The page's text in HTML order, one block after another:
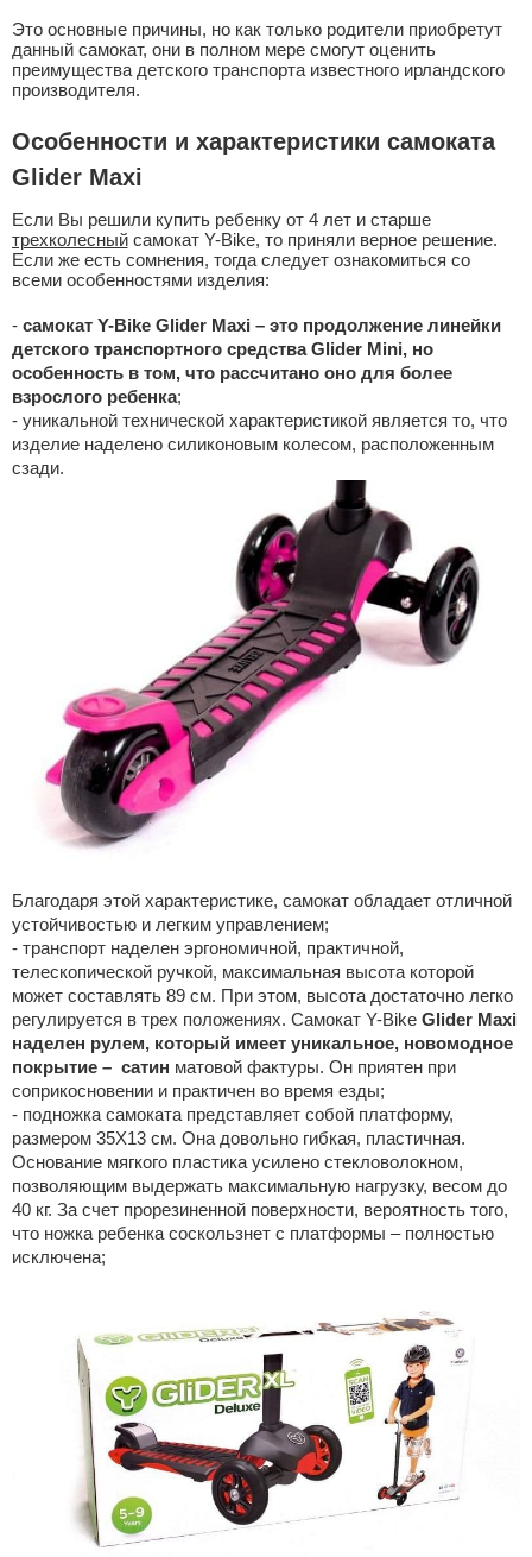
Это основные причины, но как только родители приобретут
данный самокат, они в полном мере смогут оценить
преимущества детского транспорта известного ирландского
производителя.
Особенности и характеристики самоката
Glider Maxi
Если Вы решили купить ребенку от 4 лет и старше
трехколесныйсамокат Y-Bike, то приняли верное решение.
Если же есть сомнения, тогда следует ознакомиться со
всеми особенностями изделия:
- самокат Y-Bike Glider Maxi – это продолжение линейки
детского транспортного средства Glider Mini, но
особенность в том, что рассчитано оно для более
взрослого ребенка;
- уникальной технической характеристикой является то, что
изделие наделено силиконовым колесом, расположенным
сзади.
Благодаря этой характеристике, самокат обладает отличной
устойчивостью и легким управлением;
- транспорт наделен эргономичной, практичной,
телескопической ручкой, максимальная высота которой
может составлять 89 см. При этом, высота достаточно легко
регулируется в трех положениях. Самокат Y-BikeGlider Maxi
наделен рулем, который имеет уникальное, новомодное
покрытие – сатин матовой фактуры. Он приятен при
соприкосновении и практичен во время езды;
- подножка самоката представляет собой платформу,
размером 35Х13 см. Она довольно гибкая, пластичная.
Основание мягкого пластика усилено стекловолокном,
позволяющим выдержать максимальную нагрузку, весом до
40 кг. За счет прорезиненной поверхности, вероятность того,
что ножка ребенка соскользнет с платформы – полностью
исключена;